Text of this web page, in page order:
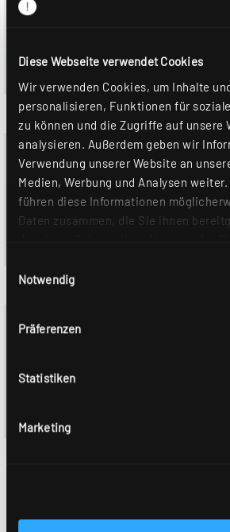
Diese Webseite verwendet Cookies
Wir verwenden Cookies, um Inhalte
personalisieren, Funktionen für
zu können und die Zugriffe auf unsere
analysieren. Außerdem geben wir
Verwendung unserer Website an
Medien, Werbung und Analysen
führen diese Informationen
Daten zusammen, die Sie ihnen
Sie unsere Webseite weiterhin nutzen.
Notwendig
Präferenzen
Statistiken
Marketing
Farbtemperatur:
Leistung (W):
0336764 - ADLR 410/6000-8TW
Steuerung:DALI
Farbtemperatur: 2700–6500 K
Lichtstrom (lm):4910
Leistung (W):41
0331245 - ADLR 410/6000-840 OS-
Lichtstrom (lm):